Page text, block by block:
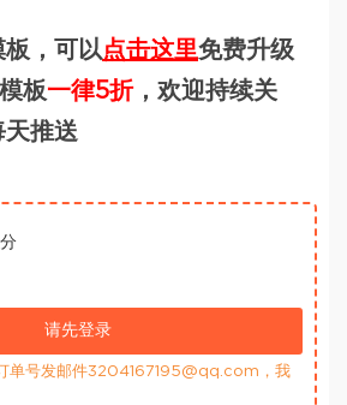
，可以点击这里免费升级
板一律5折，欢迎持续关
天推送
请先登录
单号发邮件3204167195@qq.com，我